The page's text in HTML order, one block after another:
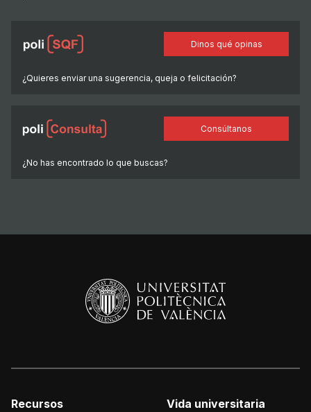
¿Quieres enviar una sugerencia, queja o felicitación?
Dinos qué opinas
¿No has encontrado lo que buscas?
Consúltanos
Recursos Vida universitaria